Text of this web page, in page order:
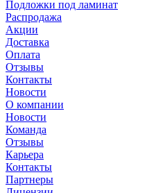
Подложки под ламинат
Распродажа
Акции
Доставка
Оплата
Отзывы
Контакты
Новости
О компании
Новости
Команда
Отзывы
Карьера
Контакты
Партнеры